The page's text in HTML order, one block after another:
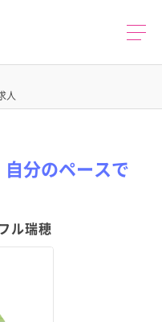
人
分のペースで
ル瑞穂